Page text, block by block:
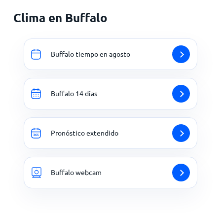
Clima en Buffalo
Buffalo tiempo en agosto
Buffalo 14 días
Pronóstico extendido
Buffalo webcam